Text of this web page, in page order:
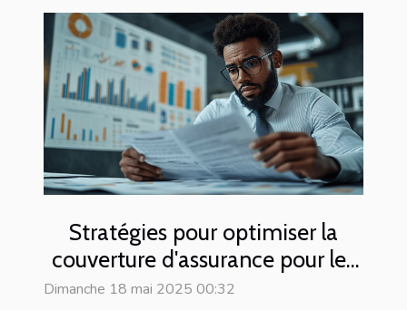
Stratégies pour optimiser la
couverture d'assurance pour les
entrepreneurs
Dimanche 18 mai 2025 00:32